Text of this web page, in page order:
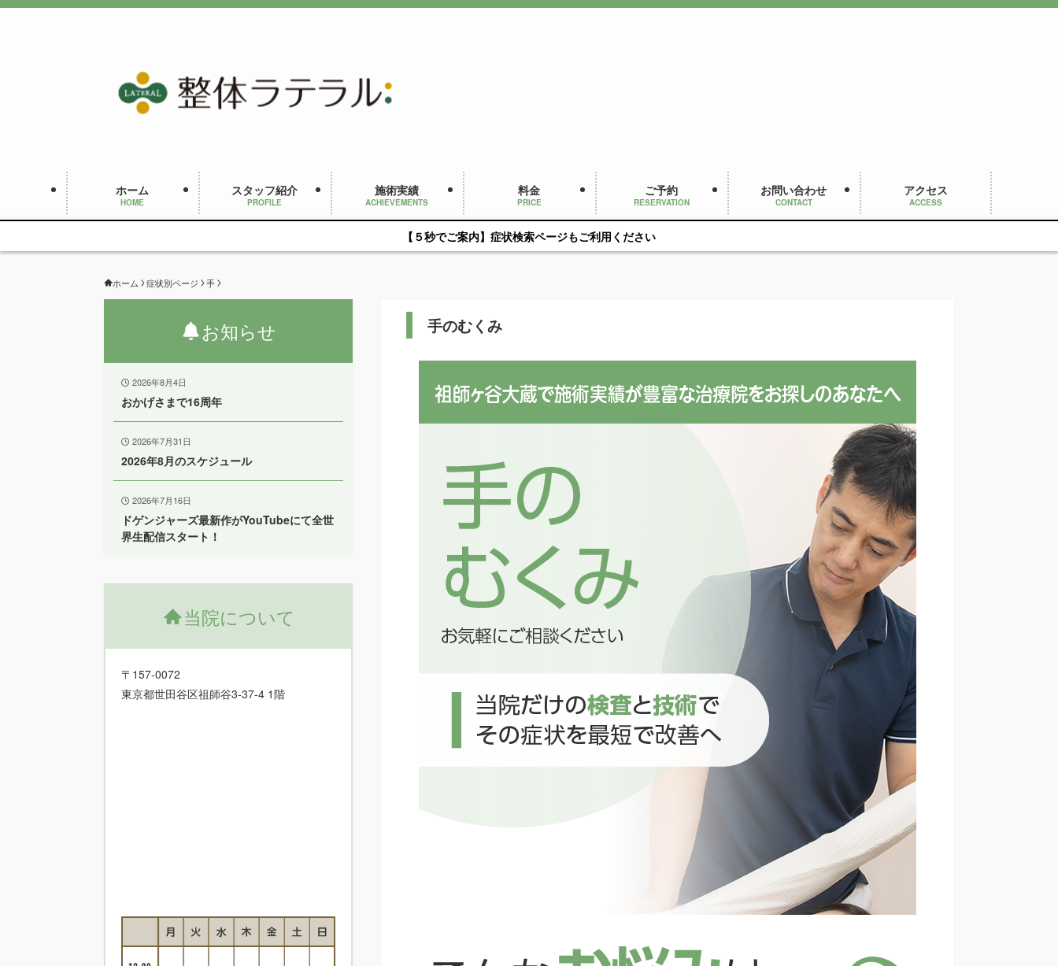
ホーム
HOME
スタッフ紹介
PROFILE
施術実績
ACHIEVEMENTS
料金
PRICE
ご予約
RESERVATION
お問い合わせ
CONTACT
アクセス
ACCESS
【５秒でご案内】症状検索ページもご利用ください
ホーム 症状別ページ 手
手のむくみ
お知らせ
2026年8月4日
おかげさまで16周年
2026年7月31日
2026年8月のスケジュール
2026年7月16日
ドゲンジャーズ最新作がYouTubeにて全世
界生配信スタート！
当院について
〒157-0072
東京都世田谷区祖師谷3-37-4 1階